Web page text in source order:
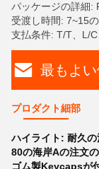
パッケージの詳細:
受渡し時間: 7~15
支払条件: T/T、L/
最もよ
プロダクト細部
ハイライト: 耐久
80の海岸Aの注文
ゴム製Keycapsが